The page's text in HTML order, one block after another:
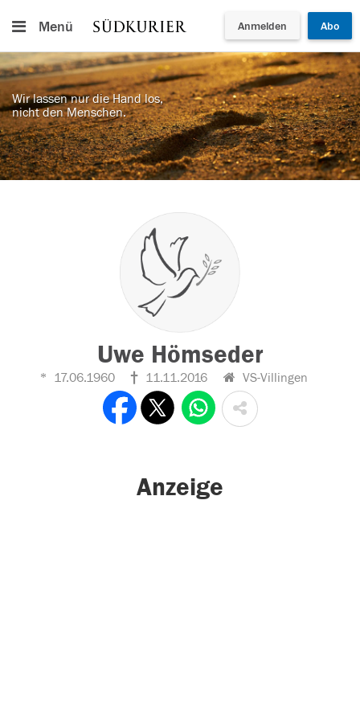
Menü Anmelden Abo
Wir lassen nur die Hand los,
nicht den Menschen.
Uwe Hömseder
17.06.1960 11.11.2016 VS-Villingen
Anzeige